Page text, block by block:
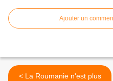
Ajouter un
< La Roumanie n'est plus